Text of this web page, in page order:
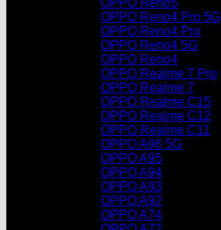
OPPO Reno5
OPPO Reno4 Pro 5G
OPPO Reno4 Pro
OPPO Reno4 5G
OPPO Reno4
OPPO Realme 7 Pro
OPPO Realme 7
OPPO Realme C15
OPPO Realme C12
OPPO Realme C11
OPPO A96 5G
OPPO A95
OPPO A94
OPPO A93
OPPO A92
OPPO A74